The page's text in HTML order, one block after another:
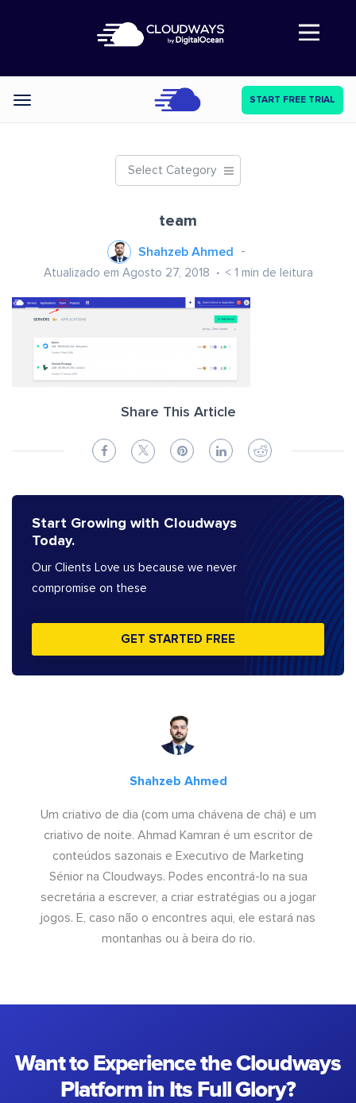
Abre a navegação
Categories START FREE TRIAL
Select Category
team
Shahzeb Ahmed
Atualizado em Agosto 27, 2018 < 1 min de leitura
Share This Article
Start Growing with Cloudways
Today.
Our Clients Love us because we never
compromise on these
GET STARTED FREE
Shahzeb Ahmed
Um criativo de dia (com uma chávena de chá) e um
criativo de noite. Ahmad Kamran é um escritor de
conteúdos sazonais e Executivo de Marketing
Sénior na Cloudways. Podes encontrá-lo na sua
secretária a escrever, a criar estratégias ou a jogar
jogos. E, caso não o encontres aqui, ele estará nas
montanhas ou à beira do rio.
Want to Experience the Cloudways
Platform in Its Full Glory?